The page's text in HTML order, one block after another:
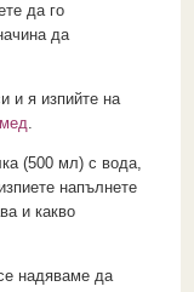
да го
да
и я изпийте на
.
(500 мл) с вода,
напълнете
и какво
надяваме да